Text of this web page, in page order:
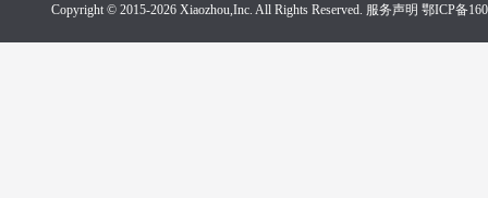
Copyright © 2015-2026 Xiaozhou,Inc. All Rights Reserved. 服务声明 鄂ICP备